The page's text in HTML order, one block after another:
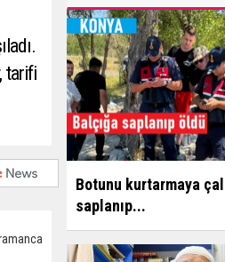
tarifi
Botunu kurtarmaya
saplanıp...